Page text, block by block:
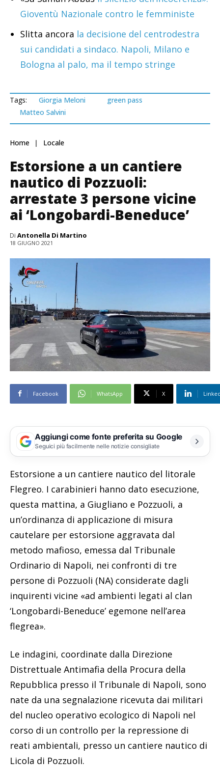
Gioventù Nazionale contro le femministe
Slitta ancora la decisione del centrodestra
sui candidati a sindaco. Napoli, Milano e
Bologna al palo, ma il tempo stringe
Tags: Giorgia Meloni
green pass
Matteo Salvini
Home Locale
Estorsione a un cantiere
nautico di Pozzuoli:
arrestate 3 persone vicine
ai ‘Longobardi-Beneduce’
Di Antonella Di Martino
18 GIUGNO 2021
Facebook WhatsApp X
Aggiungi come fonte preferita su Google
Seguici più facilmente nelle notizie consigliate
Estorsione a un cantiere nautico del litorale
Flegreo. I carabinieri hanno dato esecuzione,
questa mattina, a Giugliano e Pozzuoli, a
un’ordinanza di applicazione di misura
cautelare per estorsione aggravata dal
metodo mafioso, emessa dal Tribunale
Ordinario di Napoli, nei confronti di tre
persone di Pozzuoli (NA) considerate dagli
inquirenti vicine «ad ambienti legati al clan
‘Longobardi-Beneduce’ egemone nell’area
flegrea».
Le indagini, coordinate dalla Direzione
Distrettuale Antimafia della Procura della
Repubblica presso il Tribunale di Napoli, sono
nate da una segnalazione ricevuta dai militari
del nucleo operativo ecologico di Napoli nel
corso di un controllo per la repressione di
reati ambientali, presso un cantiere nautico di
Licola di Pozzuoli.